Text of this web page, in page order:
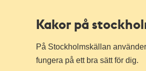
Kakor på
På Stockholmskällan
fungera på ett bra sätt för dig.